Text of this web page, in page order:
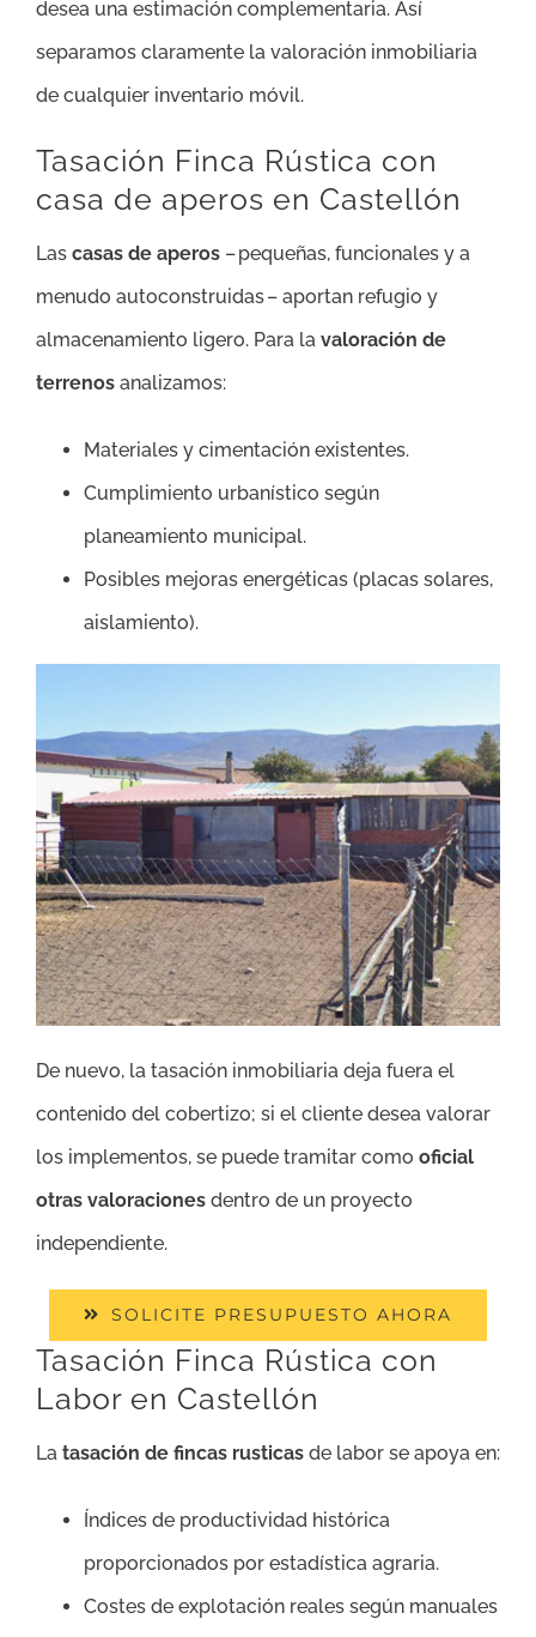
desea una estimación complementaria. Así
separamos claramente la valoración inmobiliaria
de cualquier inventario móvil.
Tasación Finca Rústica con
casa de aperos en Castellón
Las casas de aperos – pequeñas, funcionales y a
menudo autoconstruidas – aportan refugio y
almacenamiento ligero. Para la valoración de
terrenos analizamos:
Materiales y cimentación existentes.
Cumplimiento urbanístico según
planeamiento municipal.
Posibles mejoras energéticas (placas solares,
aislamiento).
De nuevo, la tasación inmobiliaria deja fuera el
contenido del cobertizo; si el cliente desea valorar
los implementos, se puede tramitar como oficial
otras valoraciones dentro de un proyecto
independiente.
SOLICITE PRESUPUESTO AHORA
Tasación Finca Rústica con
Labor en Castellón
La tasación de fincas rusticas de labor se apoya en:
Índices de productividad histórica
proporcionados por estadística agraria.
Costes de explotación reales según manuales